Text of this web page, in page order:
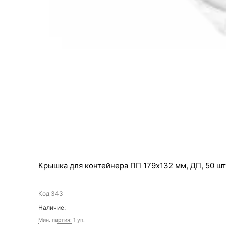
Крышка для контейнера ПП 179х132 мм, ДП, 50 шт
Код 343
Наличие:
Мин. партия: 1 уп.